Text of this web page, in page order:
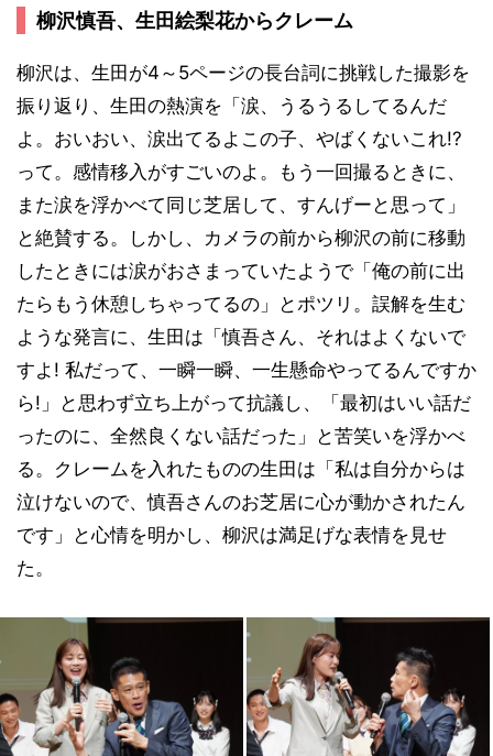
柳沢慎吾、生田絵梨花からクレーム
柳沢は、生田が4～5ページの長台詞に挑戦した撮影を
振り返り、生田の熱演を「涙、うるうるしてるんだ
よ。おいおい、涙出てるよこの子、やばくないこれ!?
って。感情移入がすごいのよ。もう一回撮るときに、
また涙を浮かべて同じ芝居して、すんげーと思って」
と絶賛する。しかし、カメラの前から柳沢の前に移動
したときには涙がおさまっていたようで「俺の前に出
たらもう休憩しちゃってるの」とポツリ。誤解を生む
ような発言に、生田は「慎吾さん、それはよくないで
すよ! 私だって、一瞬一瞬、一生懸命やってるんですか
ら!」と思わず立ち上がって抗議し、「最初はいい話だ
ったのに、全然良くない話だった」と苦笑いを浮かべ
る。クレームを入れたものの生田は「私は自分からは
泣けないので、慎吾さんのお芝居に心が動かされたん
です」と心情を明かし、柳沢は満足げな表情を見せ
た。